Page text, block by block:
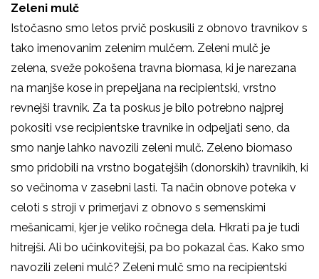
Zeleni mulč
Istočasno smo letos prvič poskusili z obnovo travnikov s
tako imenovanim zelenim mulčem. Zeleni mulč je
zelena, sveže pokošena travna biomasa, ki je narezana
na manjše kose in prepeljana na recipientski, vrstno
revnejši travnik. Za ta poskus je bilo potrebno najprej
pokositi vse recipientske travnike in odpeljati seno, da
smo nanje lahko navozili zeleni mulč. Zeleno biomaso
smo pridobili na vrstno bogatejših (donorskih) travnikih, ki
so večinoma v zasebni lasti. Ta način obnove poteka v
celoti s stroji v primerjavi z obnovo s semenskimi
mešanicami, kjer je veliko ročnega dela. Hkrati pa je tudi
hitrejši. Ali bo učinkovitejši, pa bo pokazal čas. Kako smo
navozili zeleni mulč? Zeleni mulč smo na recipientski